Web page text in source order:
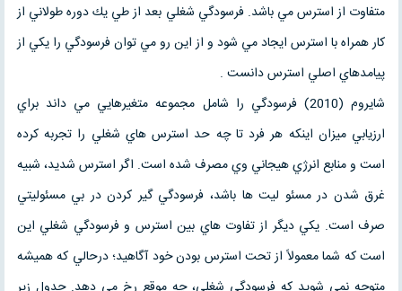
متفاوت از استرس مي باشد. فرسودگي شغلي بعد از طي يك دوره طولاني از
كار همراه با استرس ايجاد مي شود و از اين رو مي توان فرسودگي را يكي از
پيامدهاي اصلي استرس دانست .
شايروم (2010) فرسودگي را شامل مجموعه متغيرهايي مي داند براي
ارزيابي ميزان اينكه هر فرد تا چه حد استرس هاي شغلي را تجربه كرده
است و منابع انرژي هيجاني وي مصرف شده است. اگر استرس شديد، شبيه
غرق شدن در مسئو ليت ها باشد، فرسودگي گير كردن در بي مسئوليتي
صرف است. يكي ديگر از تفاوت هاي بين استرس و فرسودگي شغلي اين
است كه شما معمولاً از تحت استرس بودن خود آگاهيد؛ درحالي كه هميشه